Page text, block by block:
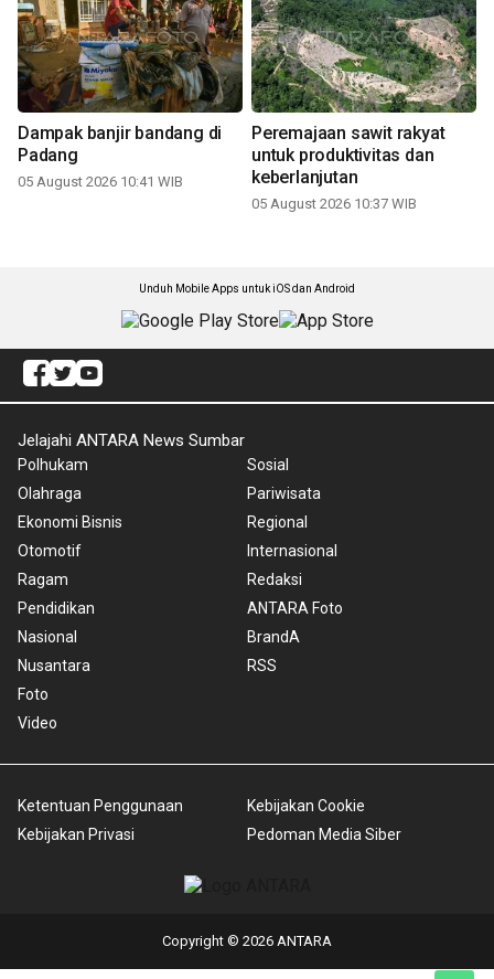
Dampak banjir bandang di
Padang
05 August 2026 10:41 WIB
Peremajaan sawit rakyat
untuk produktivitas dan
keberlanjutan
05 August 2026 10:37 WIB
Unduh Mobile Apps untuk iOS dan Android
Jelajahi ANTARA News Sumbar
Polhukam
Olahraga
Ekonomi Bisnis
Otomotif
Ragam
Pendidikan
Nasional
Nusantara
Foto
Video
Sosial
Pariwisata
Regional
Internasional
Redaksi
ANTARA Foto
BrandA
RSS
Ketentuan Penggunaan
Kebijakan Privasi
Kebijakan Cookie
Pedoman Media Siber
Copyright © 2026 ANTARA